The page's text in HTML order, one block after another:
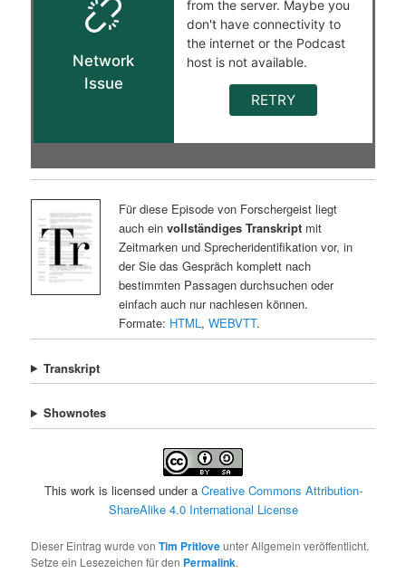
Für diese Episode von Forschergeist liegt
auch ein vollständiges Transkriptmit
Zeitmarken und Sprecheridentifikation vor, in
der Sie das Gespräch komplett nach
bestimmten Passagen durchsuchen oder
einfach auch nur nachlesen können.
Formate: HTML, WEBVTT.
Transkript
Shownotes
This work is licensed under a Creative Commons Attribution-
ShareAlike 4.0 International License
Dieser Eintrag wurde vonTim Pritloveunter Allgemein veröffentlicht.
Setze ein Lesezeichen für den Permalink.